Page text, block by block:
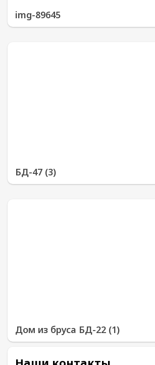
img-89645
БД-47 (3)
Дом из бруса БД-22 (1)